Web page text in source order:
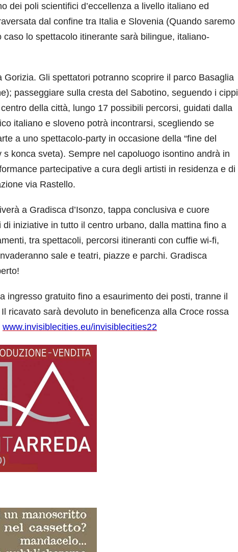
dei poli scientifici d’eccellenza a livello italiano ed
dal confine tra Italia e Slovenia (Quando saremo
lo spettacolo itinerante sarà bilingue, italiano-
Gli spettatori potranno scoprire il parco Basaglia
passeggiare sulla cresta del Sabotino, seguendo i cippi
della città, lungo 17 possibili percorsi, guidati dalla
italiano e sloveno potrà incontrarsi, scegliendo se
a uno spettacolo-party in occasione della “fine del
konca sveta). Sempre nel capoluogo isontino andrà in
partecipative a cura degli artisti in residenza e di
via Rastello.
a Gradisca d’Isonzo, tappa conclusiva e cuore
iniziative in tutto il centro urbano, dalla mattina fino a
tra spettacoli, percorsi itineranti con cuffie wi-fi,
sale e teatri, piazze e parchi. Gradisca
ingresso gratuito fino a esaurimento dei posti, tranne il
ricavato sarà devoluto in beneficenza alla Croce rossa
www.invisiblecities.eu/invisiblecities22